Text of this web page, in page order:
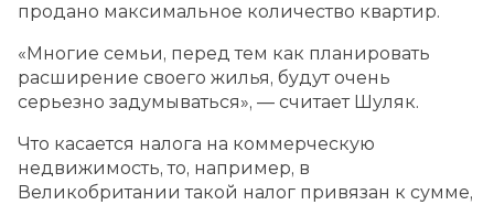
продано максимальное количество квартир.
«Многие семьи, перед тем как планировать
расширение своего жилья, будут очень
серьезно задумываться», — считает Шуляк.
Что касается налога на коммерческую
недвижимость, то, например, в
Великобритании такой налог привязан к сумме,